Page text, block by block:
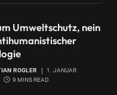
Umweltschutz, nein
ROGLER
1. JANUAR
9 MINS READ